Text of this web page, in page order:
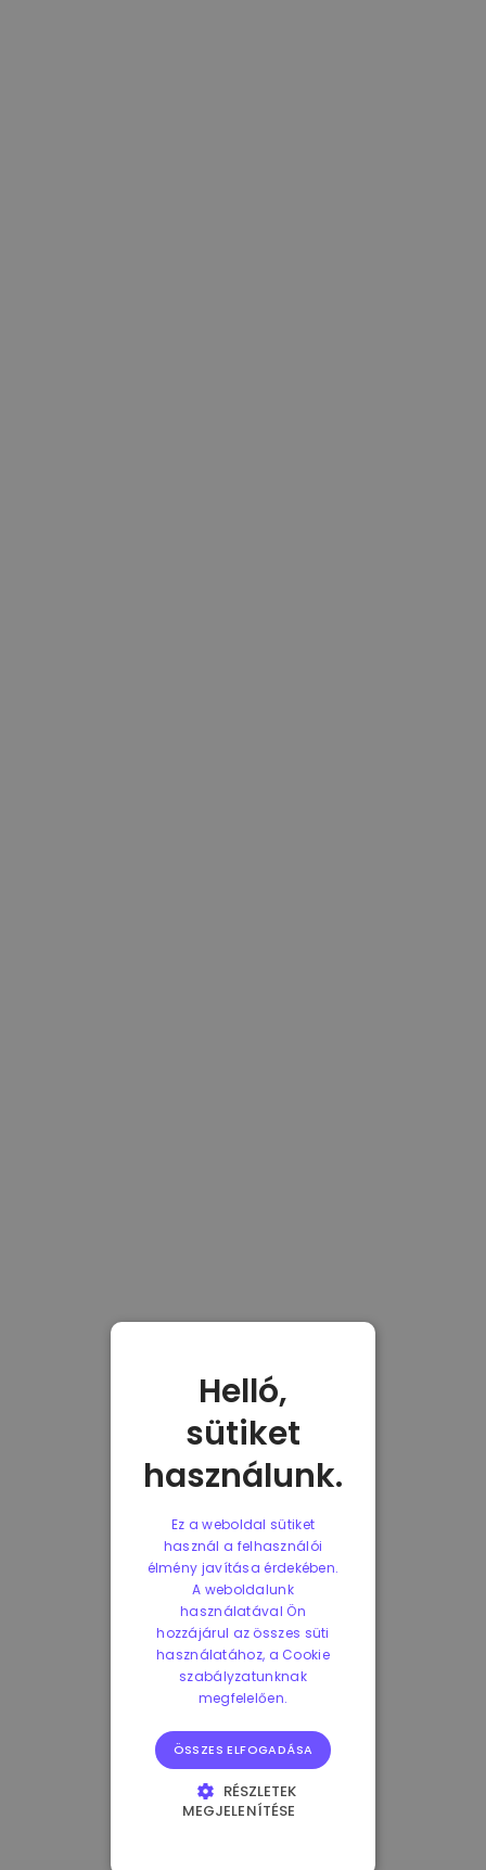
Helló,
sütiket
használunk.
Ez a weboldal sütiket
használ a felhasználói
élmény javítása érdekében.
A weboldalunk
használatával Ön
hozzájárul az összes süti
használatához, a Cookie
szabályzatunknak
megfelelően.
ÖSSZES ELFOGADÁSA
RÉSZLETEK
MEGJELENÍTÉSE